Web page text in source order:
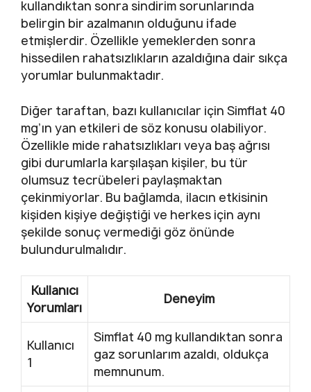
kullandıktan sonra sindirim sorunlarında
belirgin bir azalmanın olduğunu ifade
etmişlerdir. Özellikle yemeklerden sonra
hissedilen rahatsızlıkların azaldığına dair sıkça
yorumlar bulunmaktadır.
Diğer taraftan, bazı kullanıcılar için Simflat 40
mg’ın yan etkileri de söz konusu olabiliyor.
Özellikle mide rahatsızlıkları veya baş ağrısı
gibi durumlarla karşılaşan kişiler, bu tür
olumsuz tecrübeleri paylaşmaktan
çekinmiyorlar. Bu bağlamda, ilacın etkisinin
kişiden kişiye değiştiği ve herkes için aynı
şekilde sonuç vermediği göz önünde
bulundurulmalıdır.
Kullanıcı
Yorumları
Deneyim
Kullanıcı
1
Simflat 40 mg kullandıktan sonra
gaz sorunlarım azaldı, oldukça
memnunum.